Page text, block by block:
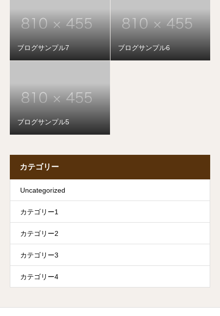
ブログサンプル7 ブログサンプル6
ブログサンプル5
カテゴリー
Uncategorized
カテゴリー1
カテゴリー2
カテゴリー3
カテゴリー4